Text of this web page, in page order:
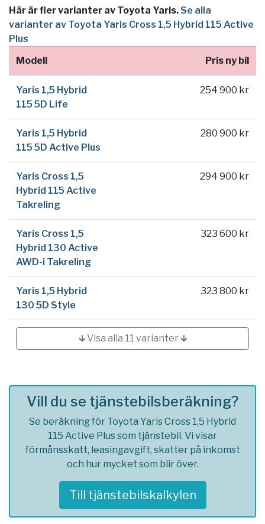
Här är fler varianter av Toyota Yaris. Se alla
varianter av Toyota Yaris Cross 1,5 Hybrid 115 Active
Plus
Modell
Pris ny bil
Yaris 1,5 Hybrid
115 5D Life
254 900 kr
Yaris 1,5 Hybrid
115 5D Active Plus
280 900 kr
Yaris Cross 1,5
Hybrid 115 Active
Takreling
294 900 kr
Yaris Cross 1,5
Hybrid 130 Active
AWD-i Takreling
323 600 kr
Yaris 1,5 Hybrid
130 5D Style
323 800 kr
🡳 Visa alla 11 varianter 🡳
Vill du se tjänstebilsberäkning?
Se beräkning för Toyota Yaris Cross 1,5 Hybrid
115 Active Plus som tjänstebil. Vi visar
förmånsskatt, leasingavgift, skatter på inkomst
och hur mycket som blir över.
Till tjänstebilskalkylen